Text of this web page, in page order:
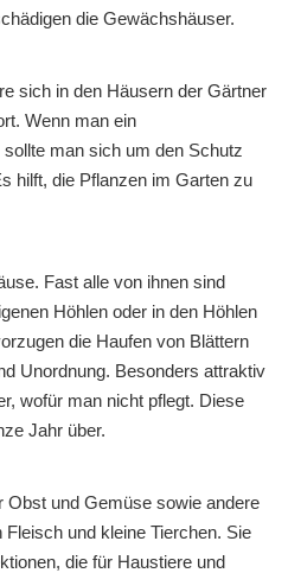
die Gewächshäuser.
sich in den Häusern der Gärtner
Wenn man ein
man sich um den Schutz
hilft, die Pflanzen im Garten zu
Fast alle von ihnen sind
Höhlen oder in den Höhlen
die Haufen von Blättern
Unordnung. Besonders attraktiv
wofür man nicht pflegt. Diese
Jahr über.
Obst und Gemüse sowie andere
und kleine Tierchen. Sie
die für Haustiere und